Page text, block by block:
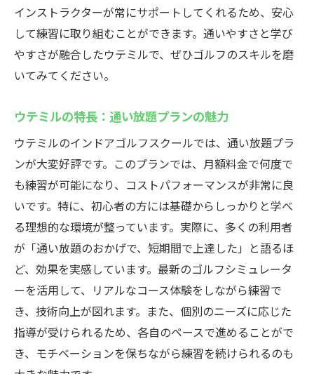
ウテミルを活用した独自のトレーニング法
インストラクターが常にサポートしてくれるため、安心
して練習に取り組むことができます。通いやすさと学び
やすさが融合したウテミルで、ぜひゴルフのスキルを磨
いてみてください。
ウテミルの特長：通い放題プランの魅力
ウテミルのインドアゴルフスクールでは、通い放題プラ
ンが大変好評です。このプランでは、月額料金で何度で
も練習が可能になり、コストパフォーマンスが非常に良
いです。特に、初心者の方には基礎からしっかりと学べ
る理想的な環境が整っています。実際に、多くの利用者
が「通い放題のおかげで、短期間で上達した」と語るほ
ど、効果を実感しています。最新のゴルフシミュレータ
ーを活用して、リアルなコース体験をしながら練習で
き、技術向上が図れます。また、個別のニーズに応じた
指導が受けられるため、各自のペースで進めることがで
き、モチベーションを保ちながら練習を続けられるのも